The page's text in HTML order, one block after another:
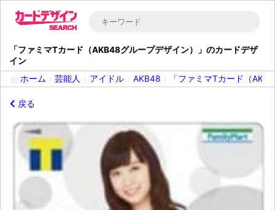
「ファミマTカード（AKB48グループデザイン）」のカードデザ
イン
ホーム
芸能人 アイドル AKB48 「ファミマTカード（
戻る